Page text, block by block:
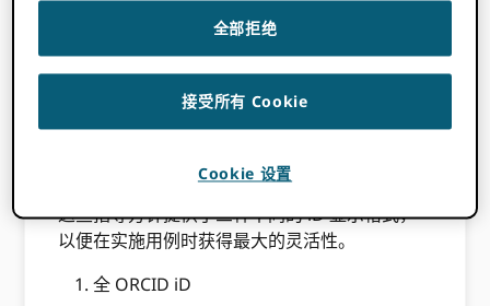
显示 ORCID 身份证
这些指导方针提供了三种不同的 iD 显示格式，
以便在实施用例时获得最大的灵活性。
全 ORCID iD
全部拒绝
接受所有 Cookie
Cookie 设置